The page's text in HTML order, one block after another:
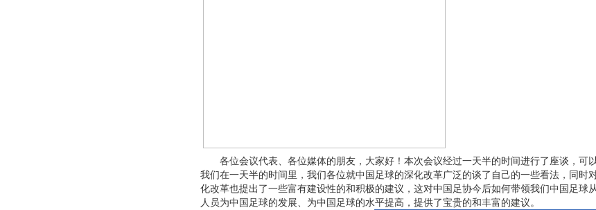
各位会议代表、各位媒体的朋友，大家好！本次会议经过一天半的时间进行了座谈，可
我们在一天半的时间里，我们各位就中国足球的深化改革广泛的谈了自己的一些看法，同时
化改革也提出了一些富有建设性的和积极的建议，这对中国足协今后如何带领我们中国足球
人员为中国足球的发展、为中国足球的水平提高，提供了宝贵的和丰富的建议。